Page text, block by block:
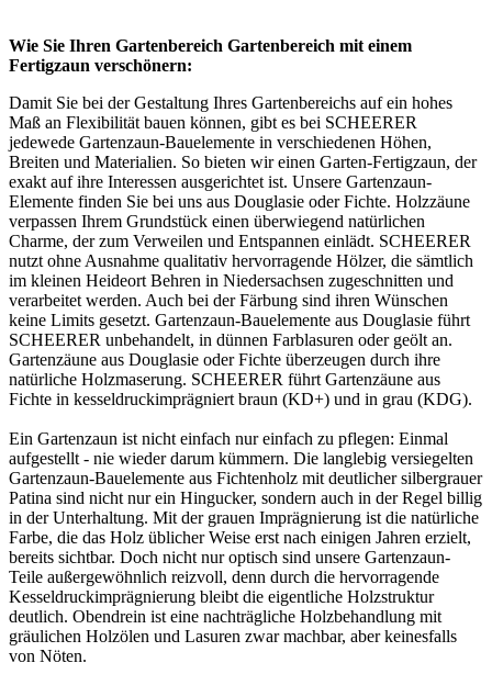
Wie Sie Ihren Gartenbereich Gartenbereich mit einem
Fertigzaun verschönern:
Damit Sie bei der Gestaltung Ihres Gartenbereichs auf ein hohes
Maß an Flexibilität bauen können, gibt es bei SCHEERER
jedewede Gartenzaun-Bauelemente in verschiedenen Höhen,
Breiten und Materialien. So bieten wir einen Garten-Fertigzaun, der
exakt auf ihre Interessen ausgerichtet ist. Unsere Gartenzaun-
Elemente finden Sie bei uns aus Douglasie oder Fichte. Holzzäune
verpassen Ihrem Grundstück einen überwiegend natürlichen
Charme, der zum Verweilen und Entspannen einlädt. SCHEERER
nutzt ohne Ausnahme qualitativ hervorragende Hölzer, die sämtlich
im kleinen Heideort Behren in Niedersachsen zugeschnitten und
verarbeitet werden. Auch bei der Färbung sind ihren Wünschen
keine Limits gesetzt. Gartenzaun-Bauelemente aus Douglasie führt
SCHEERER unbehandelt, in dünnen Farblasuren oder geölt an.
Gartenzäune aus Douglasie oder Fichte überzeugen durch ihre
natürliche Holzmaserung. SCHEERER führt Gartenzäune aus
Fichte in kesseldruckimprägniert braun (KD+) und in grau (KDG).
Ein Gartenzaun ist nicht einfach nur einfach zu pflegen: Einmal
aufgestellt - nie wieder darum kümmern. Die langlebig versiegelten
Gartenzaun-Bauelemente aus Fichtenholz mit deutlicher silbergrauer
Patina sind nicht nur ein Hingucker, sondern auch in der Regel billig
in der Unterhaltung. Mit der grauen Imprägnierung ist die natürliche
Farbe, die das Holz üblicher Weise erst nach einigen Jahren erzielt,
bereits sichtbar. Doch nicht nur optisch sind unsere Gartenzaun-
Teile außergewöhnlich reizvoll, denn durch die hervorragende
Kesseldruckimprägnierung bleibt die eigentliche Holzstruktur
deutlich. Obendrein ist eine nachträgliche Holzbehandlung mit
gräulichen Holzölen und Lasuren zwar machbar, aber keinesfalls
von Nöten.